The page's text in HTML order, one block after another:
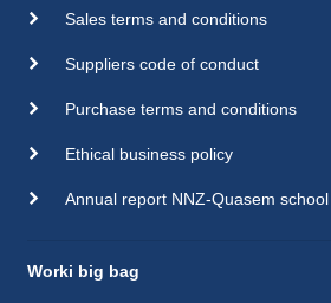
Sales terms and conditions
Suppliers code of conduct
Purchase terms and conditions
Ethical business policy
Annual report NNZ-Quasem school
Worki big bag